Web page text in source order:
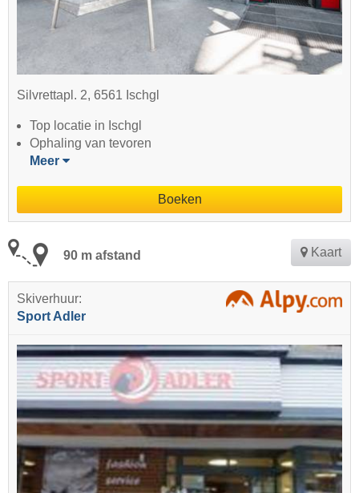
Silvrettapl. 2, 6561 Ischgl
Top locatie in Ischgl
Ophaling van tevoren
Meer
Boeken
90 m afstand Kaart
Skiverhuur:
Sport Adler